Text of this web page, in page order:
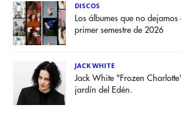
DISCOS
Los álbumes que no dejamos
primer semestre de 2026
JACK WHITE
Jack White "Frozen
jardín del Edén.